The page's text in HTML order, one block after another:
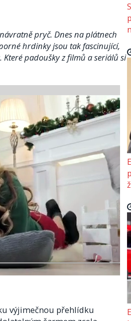
pryč. Dnes na plátnech
hrdinky jsou tak fascinující,
padoušky z filmů a seriálů si
výjimečnou přehlídku